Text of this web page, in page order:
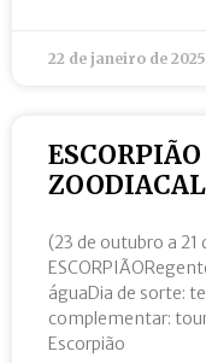
22 de janeiro de 2025
ZOODIACAL
(23 de outubro a
águaDia de sorte:
complementar:
Escorpião